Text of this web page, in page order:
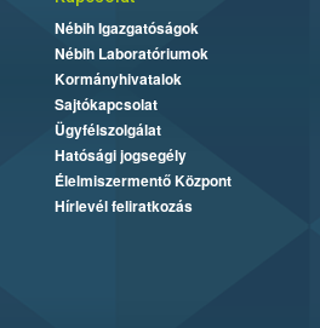
Nébih Igazgatóságok
Nébih Laboratóriumok
Kormányhivatalok
Sajtókapcsolat
Ügyfélszolgálat
Hatósági jogsegély
Élelmiszermentő Központ
Hírlevél feliratkozás